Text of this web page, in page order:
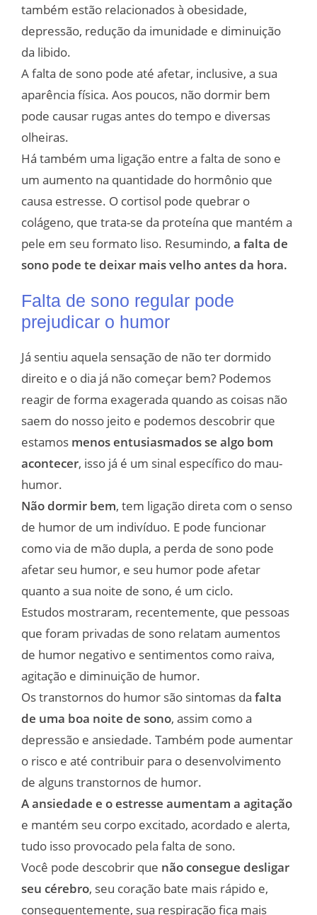
também estão relacionados à obesidade,
depressão, redução da imunidade e diminuição
da libido.
A falta de sono pode até afetar, inclusive, a sua
aparência física. Aos poucos, não dormir bem
pode causar rugas antes do tempo e diversas
olheiras.
Há também uma ligação entre a falta de sono e
um aumento na quantidade do hormônio que
causa estresse. O cortisol pode quebrar o
colágeno, que trata-se da proteína que mantém a
pele em seu formato liso. Resumindo, a falta de
sono pode te deixar mais velho antes da hora.
Falta de sono regular pode
prejudicar o humor
Já sentiu aquela sensação de não ter dormido
direito e o dia já não começar bem? Podemos
reagir de forma exagerada quando as coisas não
saem do nosso jeito e podemos descobrir que
estamos menos entusiasmados se algo bom
acontecer, isso já é um sinal específico do mau-
humor.
Não dormir bem, tem ligação direta com o senso
de humor de um indivíduo. E pode funcionar
como via de mão dupla, a perda de sono pode
afetar seu humor, e seu humor pode afetar
quanto a sua noite de sono, é um ciclo.
Estudos mostraram, recentemente, que pessoas
que foram privadas de sono relatam aumentos
de humor negativo e sentimentos como raiva,
agitação e diminuição de humor.
Os transtornos do humor são sintomas da falta
de uma boa noite de sono, assim como a
depressão e ansiedade. Também pode aumentar
o risco e até contribuir para o desenvolvimento
de alguns transtornos de humor.
A ansiedade e o estresse aumentam a agitação
e mantém seu corpo excitado, acordado e alerta,
tudo isso provocado pela falta de sono.
Você pode descobrir que não consegue desligar
seu cérebro, seu coração bate mais rápido e,
consequentemente, sua respiração fica mais